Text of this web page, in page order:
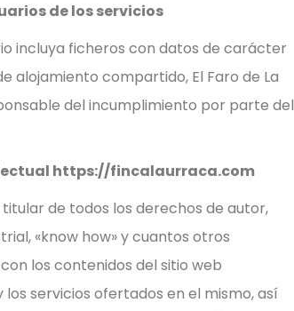
de los servicios
incluya ficheros con datos de carácter
alojamiento compartido, El Faro de La
del incumplimiento por parte del
https://fincalaurraca.com
titular de todos los derechos de autor,
«know how» y cuantos otros
los contenidos del sitio web
servicios ofertados en el mismo, así